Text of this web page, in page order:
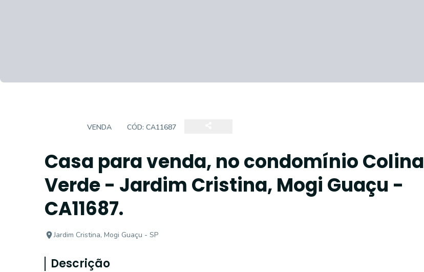
VENDA CÓD: CA11687
Casa para venda, no condomínio Colina
Verde - Jardim Cristina, Mogi Guaçu -
CA11687.
Jardim Cristina, Mogi Guaçu - SP
Descrição